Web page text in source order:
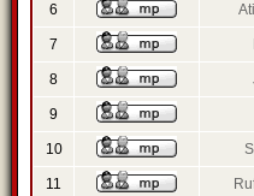
6
7
8
9
10
11